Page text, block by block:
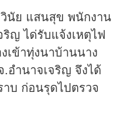
นัย แสนสุข พนักงาน
ญ ได่รับแจ้งเหตุไฟ
ข้าทุ่งนาบ้านนาง
.อำนาจเจริญ จึงได้
บ ก่อนรุดไปตรวจ